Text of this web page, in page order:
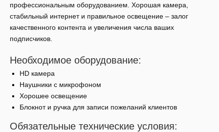
профессиональным оборудованием. Хорошая камера,
стабильный интернет и правильное освещение – залог
качественного контента и увеличения числа ваших
подписчиков.
Необходимое оборудование:
HD камера
Наушники с микрофоном
Хорошее освещение
Блокнот и ручка для записи пожеланий клиентов
Обязательные технические условия: